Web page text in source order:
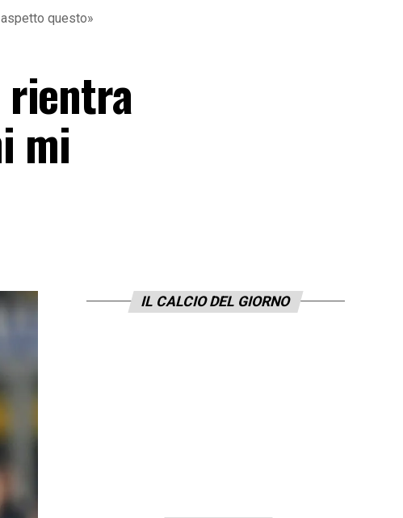
questo»
rientra
mi
IL CALCIO DEL GIORNO